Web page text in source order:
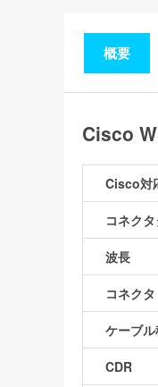
概要
Cisco
Cisco対
コネク
波長
コネクタ
ケーブ
CDR